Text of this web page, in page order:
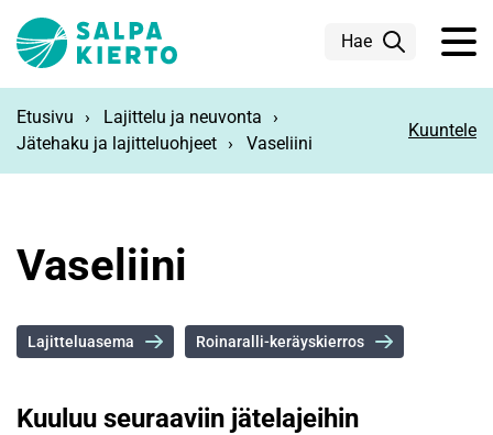
Hae
Etusivu
Lajittelu ja neuvonta
Jätehaku ja lajitteluohjeet
Vaseliini
Kuuntele
Vaseliini
Lajitteluasema Roinaralli-keräyskierros
Kuuluu seuraaviin jätelajeihin